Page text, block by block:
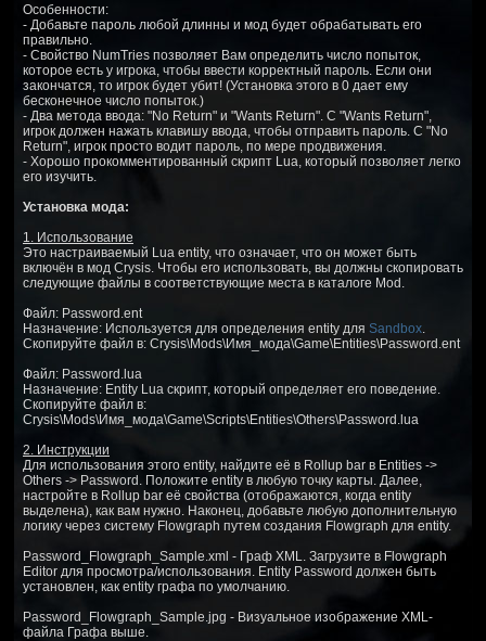
Особенности:
- Добавьте пароль любой длинны и мод будет обрабатывать его
правильно.
- Свойство NumTries позволяет Вам определить число попыток,
которое есть у игрока, чтобы ввести корректный пароль. Если они
закончатся, то игрок будет убит! (Установка этого в 0 дает ему
бесконечное число попыток.)
- Два метода ввода: "No Return" и "Wants Return". С "Wants Return",
игрок должен нажать клавишу ввода, чтобы отправить пароль. С "No
Return", игрок просто водит пароль, по мере продвижения.
- Хорошо прокомментированный скрипт Lua, который позволяет легко
его изучить.
Установка мода:
1. Использование
Это настраиваемый Lua entity, что означает, что он может быть
включён в мод Crysis. Чтобы его использовать, вы должны скопировать
следующие файлы в соответствующие места в каталоге Mod.
Файл: Password.ent
Назначение: Используется для определения entity для Sandbox
Скопируйте файл в: Crysis\Mods\Имя_мода\Game\Entities\Password.ent
Файл: Password.lua
Назначение: Entity Lua скрипт, который определяет его поведение.
Скопируйте файл в:
Crysis\Mods\Имя_мода\Game\Scripts\Entities\Others\Password.lua
2. Инструкции
Для использования этого entity, найдите её в Rollup bar в Entities ->
Others -> Password. Положите entity в любую точку карты. Далее,
настройте в Rollup bar её свойства (отображаются, когда entity
выделена), как вам нужно. Наконец, добавьте любую дополнительную
логику через систему Flowgraph путем создания Flowgraph для entity.
Password_Flowgraph_Sample.xml - Граф XML. Загрузите в Flowgraph
Editor для просмотра/использования. Entity Password должен быть
установлен, как entity графа по умолчанию.
Password_Flowgraph_Sample.jpg - Визуальное изображение XML-
файла Графа выше.